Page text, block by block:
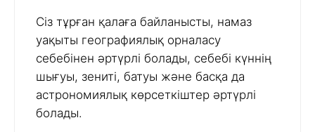
Сіз тұрған қалаға байланысты, намаз
уақыты географиялық орналасу
себебінен әртүрлі болады, себебі күннің
шығуы, зениті, батуы және басқа да
астрономиялық көрсеткіштер әртүрлі
болады.